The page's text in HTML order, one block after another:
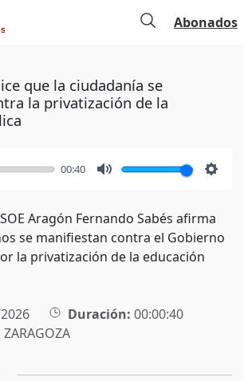
Abonados
que la ciudadanía se
la privatización de la
00:40
Aragón Fernando Sabés afirma
se manifiestan contra el Gobierno
la privatización de la educación
Duración: 00:00:40
ZARAGOZA